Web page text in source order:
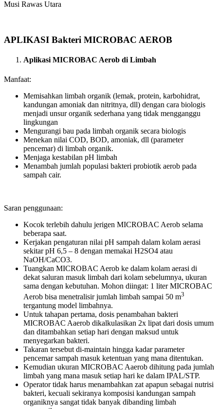
APLIKASI Bakteri MICROBAC AEROB
Aplikasi MICROBAC Aerob di Limbah
Manfaat:
Memisahkan limbah organik (lemak, protein, karbohidrat,
kandungan amoniak dan nitritnya, dll) dengan cara biologis
menjadi unsur organik sederhana yang tidak mengganggu
lingkungan
Mengurangi bau pada limbah organik secara biologis
Menekan nilai COD, BOD, amoniak, dll (parameter
pencemar) di limbah organik.
Menjaga kestabilan pH limbah
Menambah jumlah populasi bakteri probiotik aerob pada
sampah cair.
Saran penggunaan:
Kocok terlebih dahulu jerigen MICROBAC Aerob selama
beberapa saat.
Kerjakan pengaturan nilai pH sampah dalam kolam aerasi
sekitar pH 6,5 – 8 dengan memakai H2SO4 atau
NaOH/CaCO3.
Tuangkan MICROBAC Aerob ke dalam kolam aerasi di
dekat saluran masuk limbah dari kolam sebelumnya, ukuran
sama dengan kebutuhan. Mohon diingat: 1 liter MICROBAC
Aerob bisa menetralisir jumlah limbah sampai 50 m3
tergantung model limbahnya.
Untuk tahapan pertama, dosis penambahan bakteri
MICROBAC Aaerob dikalkulasikan 2x lipat dari dosis umum
dan ditambahkan setiap hari dengan maksud untuk
menyegarkan bakteri.
Takaran tersebut di-maintain hingga kadar parameter
pencemar sampah masuk ketentuan yang mana ditentukan.
Kemudian ukuran MICROBAC Aaerob dihitung pada jumlah
limbah yang mana masuk setiap hari ke dalam IPAL/STP.
Operator tidak harus menambahkan zat apapun sebagai nutrisi
bakteri, kecuali sekiranya komposisi kandungan sampah
organiknya sangat tidak banyak dibanding limbah